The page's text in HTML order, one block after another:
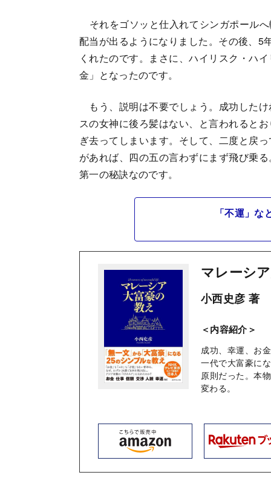
それをゴソッと仕入れてシンガポール
配当が出るようになりました。その後、5
くれたのです。まさに、ハイリスク・ハ
金」となったのです。
もう、説明は不要でしょう。成功した
スの女神に後ろ髪はない、と言われると
ぎ去ってしまいます。そして、二度と戻
があれば、四の五の言わずにまず飛び乗
第一の秘訣なのです。
「不運」
マレーシ
小西史彦 著
＜内容紹介＞
成功、幸運、お
一代で大富豪に
原則だった。本
変わる。